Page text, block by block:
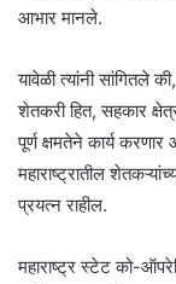
आभार मानले.
यावेळी त्यांनी सांगितले
शेतकरी हित, सहकार
पूर्ण क्षमतेने कार्य
महाराष्ट्रातील
प्रयत्न राहील.
महाराष्ट्र स्टेट को-